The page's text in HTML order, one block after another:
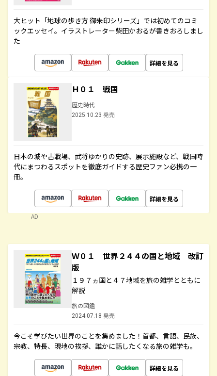
大ヒット「地球の歩き方 御朱印シリーズ」では初めてのコミ
ックエッセイ。イラストレーター柴田かおるが書きおろしまし
た
詳細を見る
Ｈ０１ 戦国
歴史時代
2025.10.23 発売
日本の城や古戦場、武将ゆかりの史跡、展示施設など、戦国時
代にまつわるスポットを徹底ガイドする歴史ファン必携の一
冊。
詳細を見る
AD
Ｗ０１ 世界２４４の国と地域 改訂
版
１９７ヵ国と４７地域を旅の雑学とともに
解説
旅の図鑑
2024.07.18 発売
今こそ学びたい世界のことを集めました！首都、言語、民族、
宗教、特長、現地の挨拶、誰かに話したくなる旅の雑学も。
詳細を見る